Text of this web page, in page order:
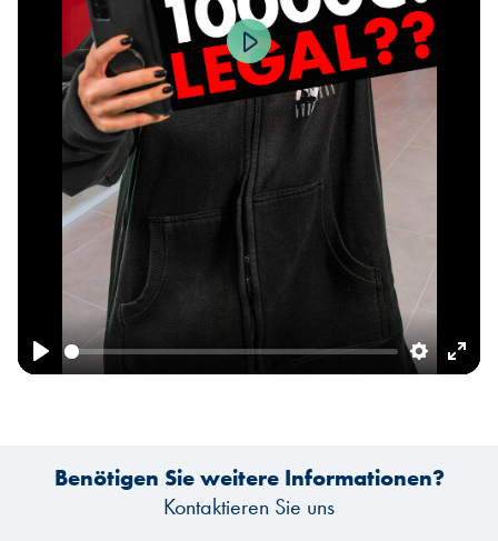
Play Settings
Play
Benötigen Sie weitere Informationen?
Kontaktieren Sie uns